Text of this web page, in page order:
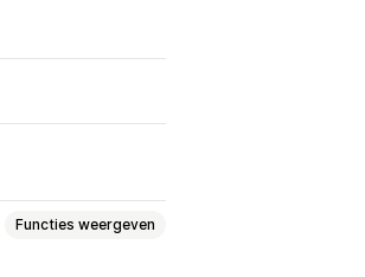
Functies weergeven